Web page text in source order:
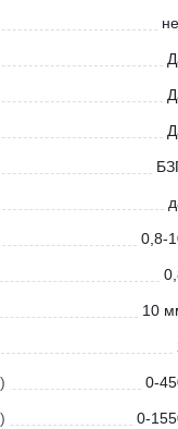
0,8-
10
0-
0-